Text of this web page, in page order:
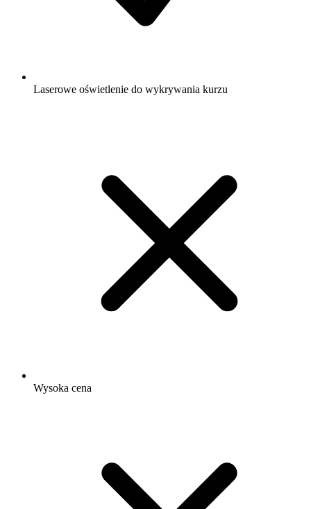
Laserowe oświetlenie do wykrywania kurzu
Wysoka cena